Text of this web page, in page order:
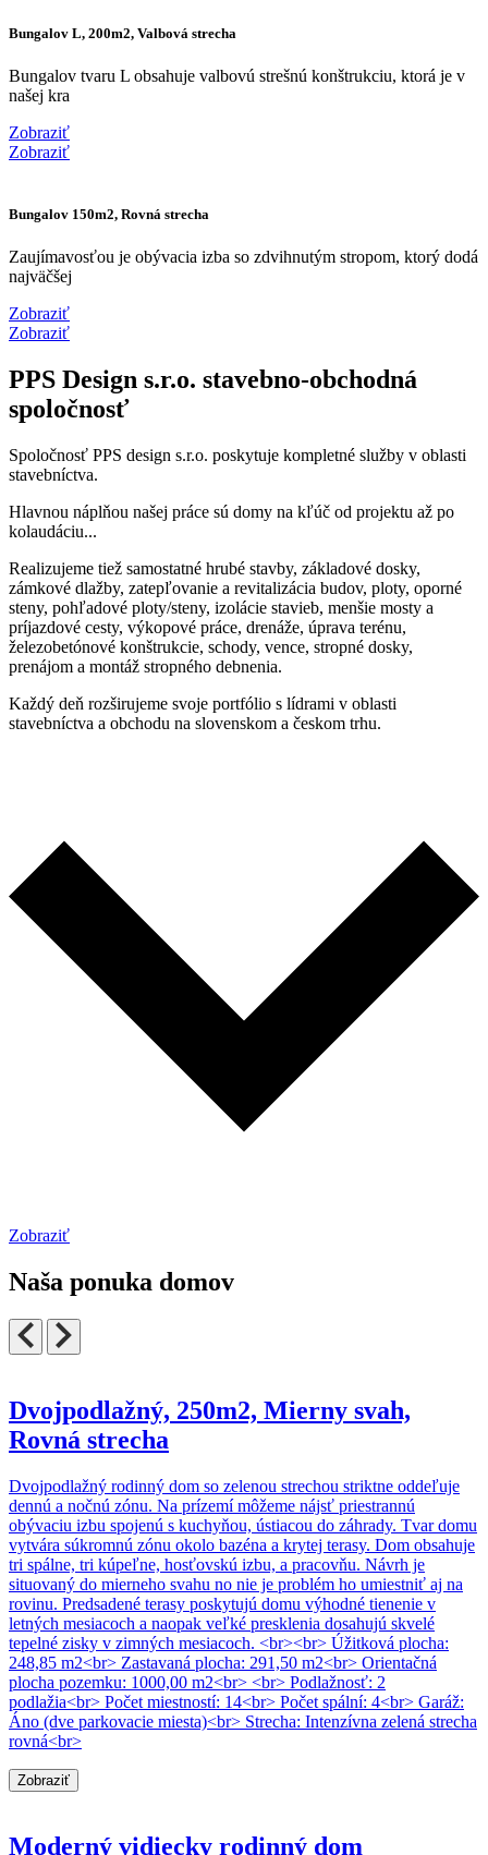
Bungalov L, 200m2, Valbová strecha
Bungalov tvaru L obsahuje valbovú strešnú konštrukciu, ktorá je v
našej kra
Zobraziť
Zobraziť
Bungalov 150m2, Rovná strecha
Zaujímavosťou je obývacia izba so zdvihnutým stropom, ktorý dodá
najväčšej
Zobraziť
Zobraziť
PPS Design s.r.o. stavebno-obchodná
spoločnosť
Spoločnosť PPS design s.r.o. poskytuje kompletné služby v oblasti
stavebníctva.
Hlavnou náplňou našej práce sú domy na kľúč od projektu až po
kolaudáciu...
Realizujeme tiež samostatné hrubé stavby, základové dosky,
zámkové dlažby, zatepľovanie a revitalizácia budov, ploty, oporné
steny, pohľadové ploty/steny, izolácie stavieb, menšie mosty a
príjazdové cesty, výkopové práce, drenáže, úprava terénu,
železobetónové konštrukcie, schody, vence, stropné dosky,
prenájom a montáž stropného debnenia.
Každý deň rozširujeme svoje portfólio s lídrami v oblasti
stavebníctva a obchodu na slovenskom a českom trhu.
Zobraziť
Naša ponuka domov
Dvojpodlažný, 250m2, Mierny svah,
Rovná strecha
Dvojpodlažný rodinný dom so zelenou strechou striktne oddeľuje
dennú a nočnú zónu. Na prízemí môžeme nájsť priestrannú
obývaciu izbu spojenú s kuchyňou, ústiacou do záhrady. Tvar domu
vytvára súkromnú zónu okolo bazéna a krytej terasy. Dom obsahuje
tri spálne, tri kúpeľne, hosťovskú izbu, a pracovňu. Návrh je
situovaný do mierneho svahu no nie je problém ho umiestniť aj na
rovinu. Predsadené terasy poskytujú domu výhodné tienenie v
letných mesiacoch a naopak veľké presklenia dosahujú skvelé
tepelné zisky v zimných mesiacoch. <br><br> Úžitková plocha:
248,85 m2<br> Zastavaná plocha: 291,50 m2<br> Orientačná
plocha pozemku: 1000,00 m2<br> <br> Podlažnosť: 2
podlažia<br> Počet miestností: 14<br> Počet spální: 4<br> Garáž:
Áno (dve parkovacie miesta)<br> Strecha: Intenzívna zelená strecha
rovná<br>
Zobraziť
Moderný vidiecky rodinný dom